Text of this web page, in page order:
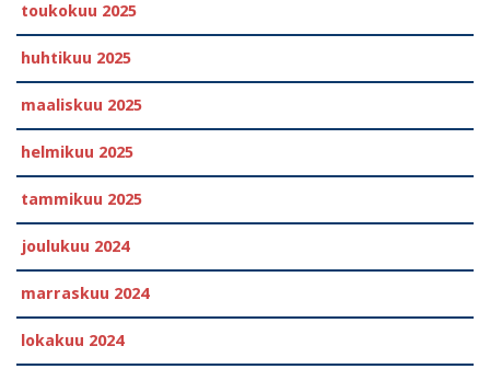
toukokuu 2025
huhtikuu 2025
maaliskuu 2025
helmikuu 2025
tammikuu 2025
joulukuu 2024
marraskuu 2024
lokakuu 2024